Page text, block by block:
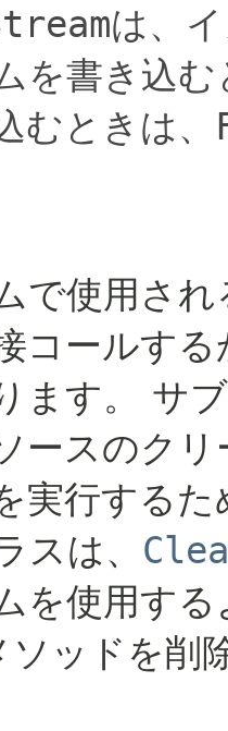
は、
を書き込
むときは、
で使用さ
コールす
ます。
サ
ースのク
実行するた
スは、
を使用す
ソッドを削